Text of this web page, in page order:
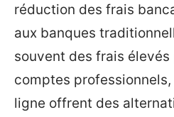
réduction des frais
aux banques
souvent des frais élevés
comptes
ligne offrent des